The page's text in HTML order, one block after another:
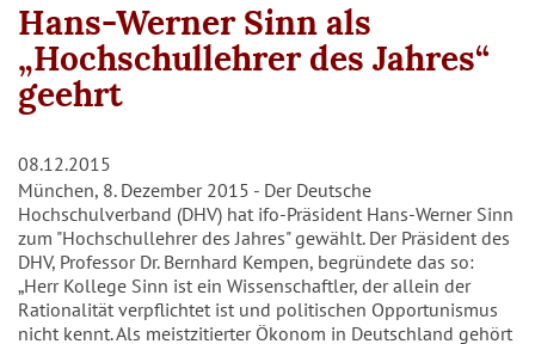
Hans-Werner Sinn als
„Hochschullehrer des Jahres“
geehrt
08.12.2015
München, 8. Dezember 2015 - Der Deutsche
Hochschulverband (DHV) hat ifo-Präsident Hans-Werner Sinn
zum "Hochschullehrer des Jahres" gewählt. Der Präsident des
DHV, Professor Dr. Bernhard Kempen, begründete das so:
„Herr Kollege Sinn ist ein Wissenschaftler, der allein der
Rationalität verpflichtet ist und politischen Opportunismus
nicht kennt. Als meistzitierter Ökonom in Deutschland gehört